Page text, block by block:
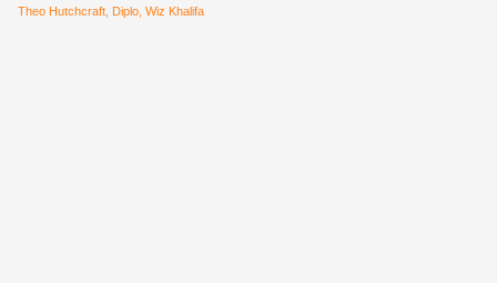
Theo Hutchcraft Diplo Wiz Khalifa